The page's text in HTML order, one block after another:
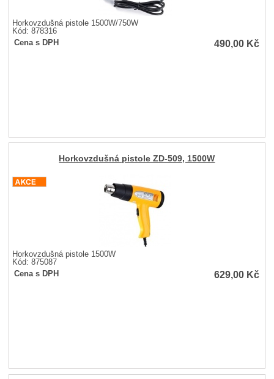
Horkovzdušná pistole 1500W/750W
Kód: 878316
Cena s DPH
490,00 Kč
Horkovzdušná pistole ZD-509, 1500W
Horkovzdušná pistole 1500W
Kód: 875087
Cena s DPH
629,00 Kč